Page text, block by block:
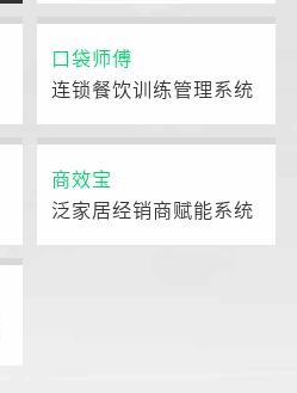
口袋师傅
连锁餐饮训练管理系统
商效宝
泛家居经销商赋能系统